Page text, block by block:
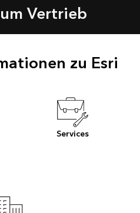
Vertrieb
zu Esri
Services